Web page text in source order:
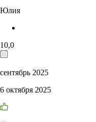
Юлия
10,0
сентябрь 2025
6 октября 2025